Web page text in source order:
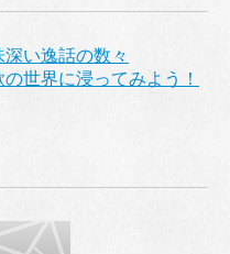
深い逸話の数々
世界に浸ってみよう！